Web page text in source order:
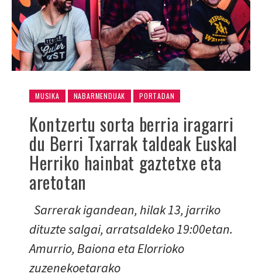
MUSIKA NABARMENDUAK PORTADAN
Kontzertu sorta berria iragarri
du Berri Txarrak taldeak Euskal
Herriko hainbat gaztetxe eta
aretotan
Sarrerak igandean, hilak 13, jarriko
dituzte salgai, arratsaldeko 19:00etan.
Amurrio, Baiona eta Elorrioko
zuzenekoetarako